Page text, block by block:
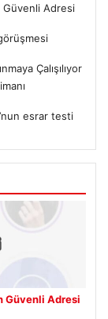
Güvenli Adresi
Çalışılıyor
esrar testi
Güvenli Adresi